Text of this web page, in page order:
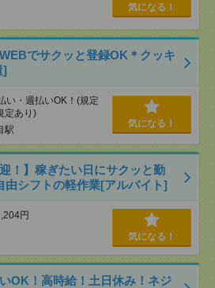
気になる！
でサクッと登録OK＊クッキ
]
・週払いOK！(規定
定あり)
駅
気になる！
！】稼ぎたい日にサクッと勤
由シフトの軽作業[アルバイト]
円
気になる！
OK！高時給！土日休み！ネジ